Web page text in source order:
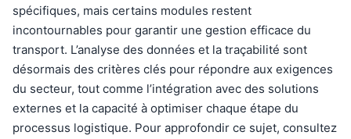
spécifiques, mais certains modules restent
incontournables pour garantir une gestion efficace du
transport. L’analyse des données et la traçabilité sont
désormais des critères clés pour répondre aux exigences
du secteur, tout comme l’intégration avec des solutions
externes et la capacité à optimiser chaque étape du
processus logistique. Pour approfondir ce sujet, consultez